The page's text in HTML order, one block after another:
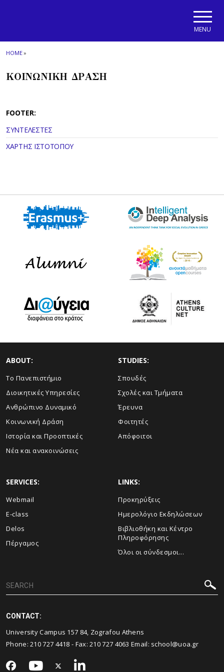
MENU
HOME»
ΚΟΙΝΩΝΙΚΗ ΔΡΑΣΗ
FOOTER:
ΣΥΝΤΕΛΕΣΤΕΣ
ΧΑΡΤΗΣ ΙΣΤΟΤΟΠΟΥ
ABOUT:
Το Πανεπιστήμιο
Διοικητικές Υπηρεσίες
Ανθρώπινο Δυναμικό
Κοινωνική Δράση
Ιστορία και Προοπτικές
Νέα και ανακοινώσεις
STUDIES:
Σπουδές
Σχολές και Τμήματα
Έρευνα
Φοιτητές
Απόφοιτοι
SERVICES:
Webmail
E-class
Delos
Πέργαμος
LINKS:
Προκηρύξεις
Ημερολόγιο Εκδηλώσεων
Βιβλιοθήκη και Κέντρο
Πληροφόρησης
Όλοι οι σύνδεσμοι...
CONTACT:
University Campus 157 84, Zografou Athens
Phone:210 727 4418 - Fax:210 727 4063 Email: school@uoa.gr